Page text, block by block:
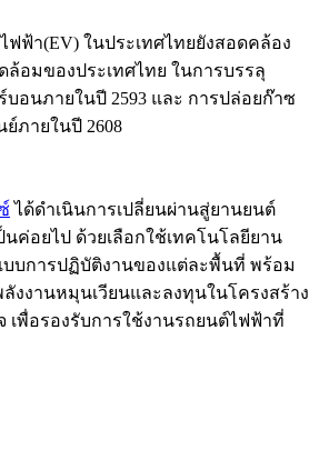
ฟฟ้า(EV) ในประเทศไทยยังสอดคล้อง
ล้อมของประเทศไทย ในการบรรลุ
บอนภายในปี 2593 และ การปล่อยก๊าซ
ย์ภายในปี 2608
์ ได้ดำเนินการเปลี่ยนผ่านสู่ยานยนต์
ค่อยไป ด้วยเลือกใช้เทคโนโลยียาน
บการปฏิบัติงานของแต่ละพื้นที่ พร้อม
งานหมุนเวียนและลงทุนในโครงสร้าง
พื่อรองรับการใช้งานรถยนต์ไฟฟ้าที่